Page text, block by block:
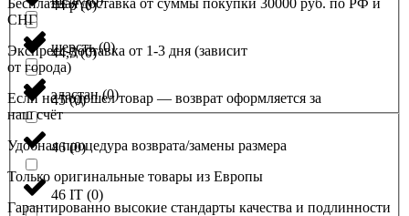
44 р (0)
44,5 (0)
45 (0)
46 (0)
46 IT (0)
шерсть (0)
эластан (0)
СНГ
Экспресс-доставка от 1-3 дня (зависит
от города)
Если не подошел товар — возврат оформляется за
наш счёт
Удобная процедура возврата/замены размера
Только оригинальные товары из Европы
Гарантированно высокие стандарты качества и подлинности